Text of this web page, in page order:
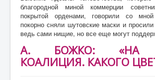
благородной миной коммерции
покрытой орденами, говорили со
покорно сняли шутовские маски и
ведь сами нищие, но все еще могут
А. БОЖКО: «НА
КОАЛИЦИЯ. КАКОГО